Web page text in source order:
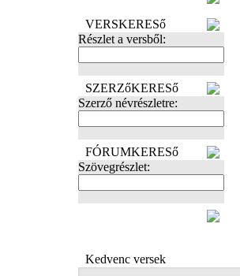
VERSKERESő
Részlet a versből:
SZERZőKERESő
Szerző névrészletre:
FÓRUMKERESő
Szövegrészlet:
Kedvenc versek